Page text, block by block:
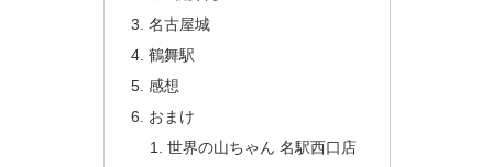
名古屋城
鶴舞駅
感想
おまけ
世界の山ちゃん 名駅西口店